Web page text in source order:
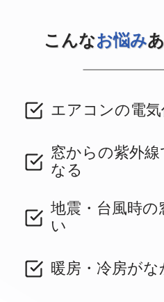
こんなお悩み
エアコンの電
窓からの紫外
なる
地震・台風時
い
暖房・冷房が